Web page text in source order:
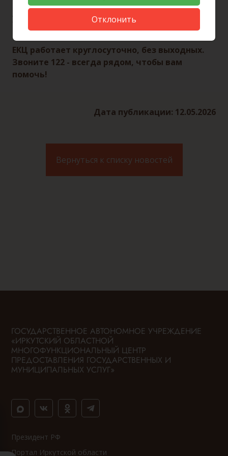
квартиры заявительницы. ЕКЦ направил запрос в
управляющую компанию, по итогам которого
кабель был демонтирован.
ЕКЦ работает круглосуточно, без выходных.
Звоните 122 - всегда рядом, чтобы вам
помочь!
Дата публикации: 12.05.2026
Вернуться к списку новостей
ГОСУДАРСТВЕННОЕ АВТОНОМНОЕ УЧРЕЖДЕНИЕ
«ИРКУТСКИЙ ОБЛАСТНОЙ
МНОГОФУНКЦИОНАЛЬНЫЙ ЦЕНТР
ПРЕДОСТАВЛЕНИЯ ГОСУДАРСТВЕННЫХ И
МУНИЦИПАЛЬНЫХ УСЛУГ»
Президент РФ
Портал Иркутской области
Отклонить